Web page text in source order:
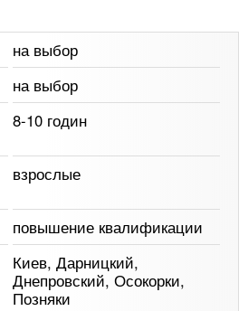
на выбор
на выбор
8-10 годин
взрослые
повышение квалификации
Киев, Дарницкий,
Днепровский, Осокорки,
Позняки